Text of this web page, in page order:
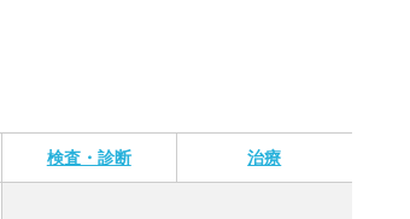
検査・診断 治療